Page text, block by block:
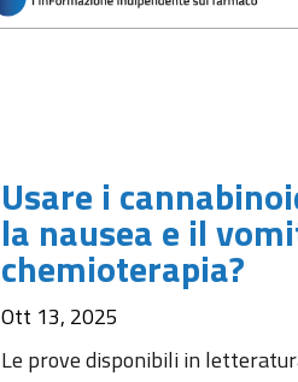
Usare i
la nausea e il
chemioterapia?
Ott 13, 2025
Le prove disponibili in